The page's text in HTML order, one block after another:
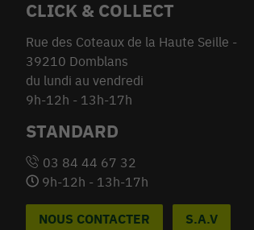
CLICK & COLLECT
Rue des Coteaux de la Haute Seille -
39210 Domblans
du lundi au vendredi
9h-12h - 13h-17h
STANDARD
03 84 44 67 32
9h-12h - 13h-17h
NOUS CONTACTER S.A.V